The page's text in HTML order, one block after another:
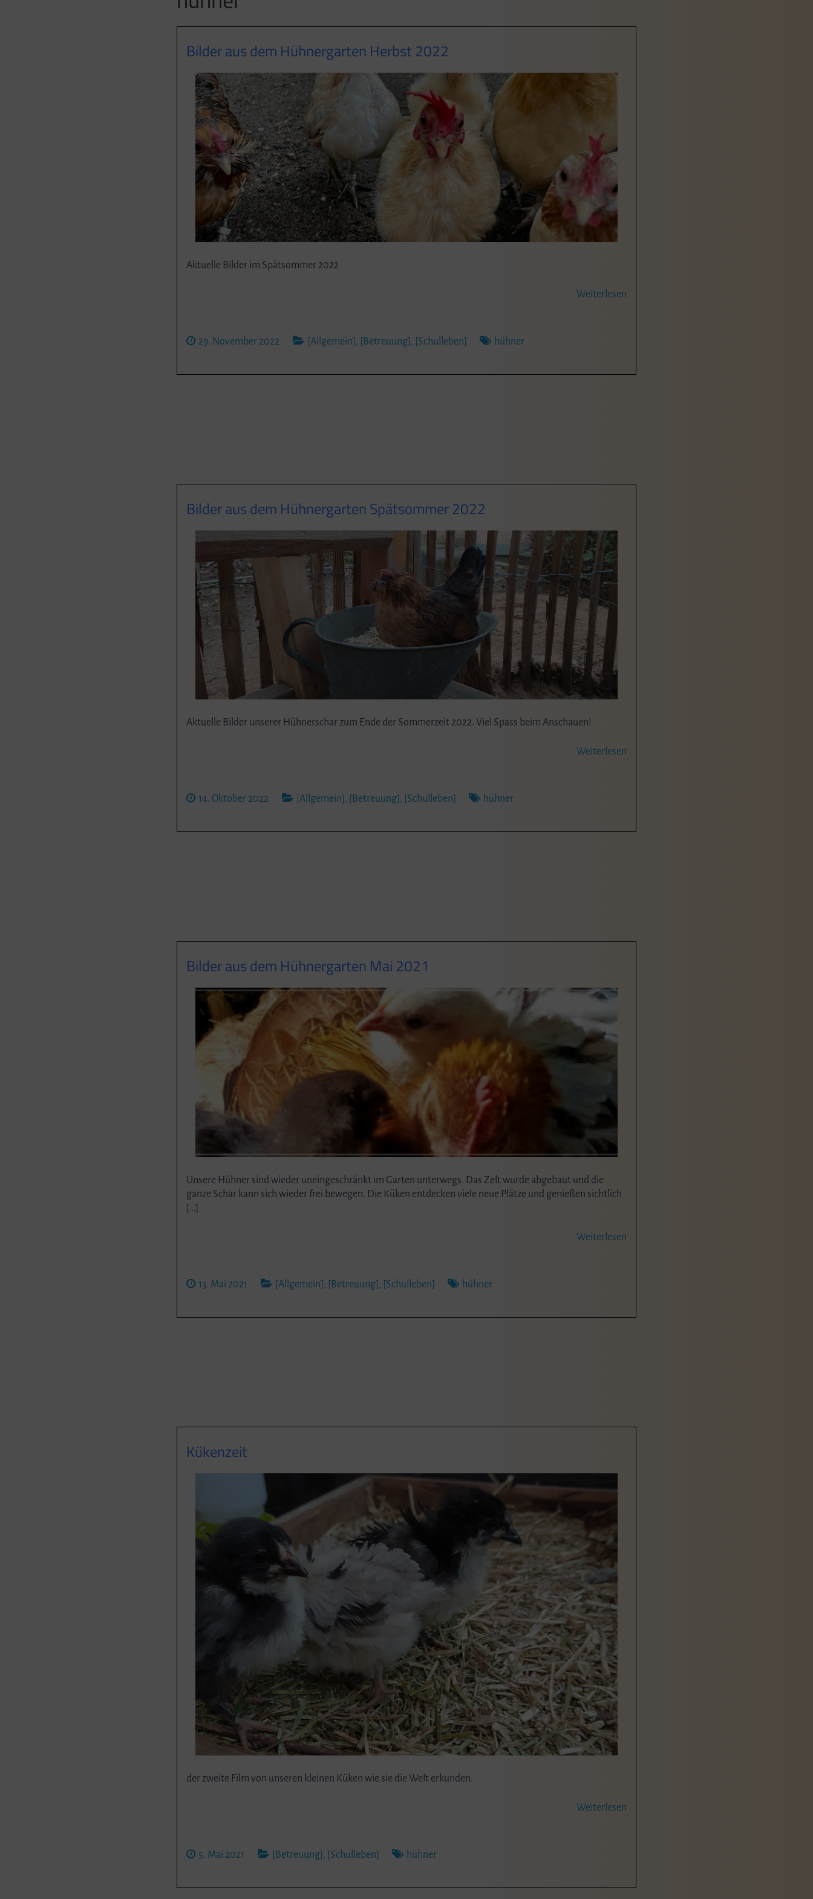
Bilder aus dem Hühnergarten Herbst 2022
Aktuelle Bilder im Spätsommer 2022
Weiterlesen
29. November 2022 [Allgemein] , [Betreuung] , [Schulleben] hühner
Bilder aus dem Hühnergarten Spätsommer 2022
Aktuelle Bilder unserer Hühnerschar zum Ende der Sommerzeit 2022. Viel Spass beim Anschauen!
Weiterlesen
14. Oktober 2022 [Allgemein] , [Betreuung] , [Schulleben] hühner
Bilder aus dem Hühnergarten Mai 2021
Unsere Hühner sind wieder uneingeschränkt im Garten unterwegs. Das Zelt wurde abgebaut und die
ganze Schar kann sich wieder frei bewegen. Die Küken entdecken viele neue Plätze und genießen sichtlich
[…]
Weiterlesen
13. Mai 2021 [Allgemein] , [Betreuung] , [Schulleben] hühner
Kükenzeit
der zweite Film von unseren kleinen Küken wie sie die Welt erkunden.
Weiterlesen
5. Mai 2021 [Betreuung] , [Schulleben] hühner